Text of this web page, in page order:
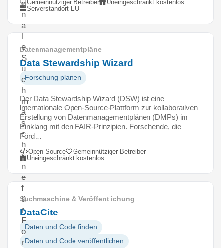
o
n
a
l
e
S
u
c
h
m
a
s
c
h
i
n
e
f
ü
r
F
o
r
Gemeinnütziger Betreiber
Uneingeschränkt kostenlos
Serverstandort EU
Datenmanagementpläne
Data Stewardship Wizard
Forschung planen
Der Data Stewardship Wizard (DSW) ist eine
internationale Open-Source-Plattform zur kollaborativen
Erstellung von Datenmanagementplänen (DMPs) im
Einklang mit den FAIR-Prinzipien. Forschende, die
Förd…
Open Source
Gemeinnütziger Betreiber
Uneingeschränkt kostenlos
Suchmaschine & Veröffentlichung
DataCite
Daten und Code finden
Daten und Code veröffentlichen